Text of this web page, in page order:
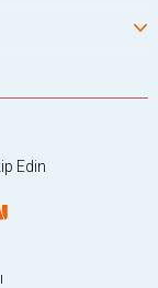
Edin